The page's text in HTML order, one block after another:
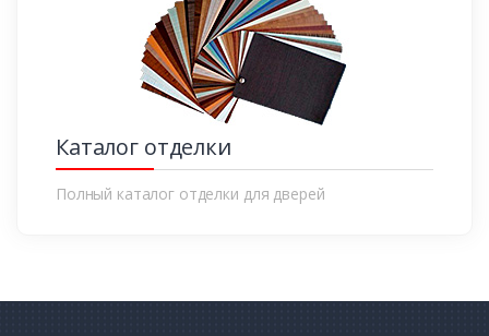
Каталог отделки
Полный каталог отделки для дверей